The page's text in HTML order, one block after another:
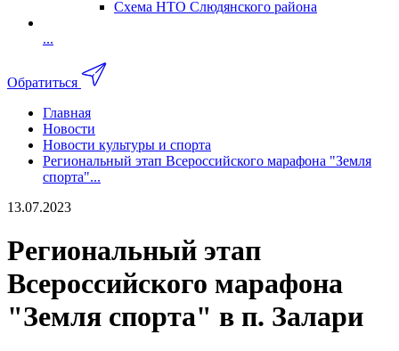
Схема НТО Слюдянского района
...
Обратиться
Главная
Новости
Новости культуры и спорта
Региональный этап Всероссийского марафона "Земля
спорта"...
13.07.2023
Региональный этап
Всероссийского марафона
"Земля спорта" в п. Залари